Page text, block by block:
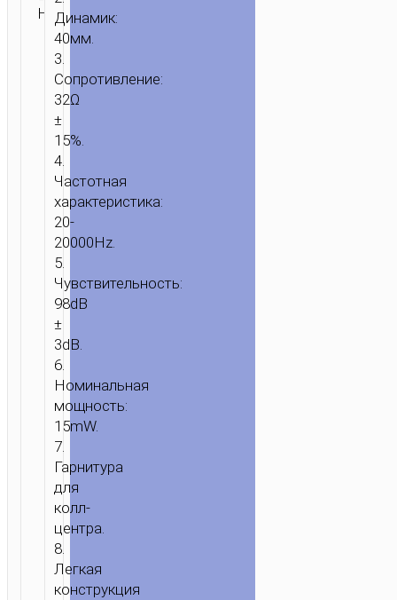
ГЛАВНАЯ / ЗВУК
НАУШНИКИ
Н/Д
наушники
Динамик:
40мм.
3.
Сопротивление:
32Ω
±
15%.
4.
Частотная
характеристика:
20-
20000Hz.
5.
Чувствительность:
98dB
±
3dB.
6.
Номинальная
мощность:
15mW.
7.
Гарнитура
для
колл-
центра.
8.
Легкая
конструкция